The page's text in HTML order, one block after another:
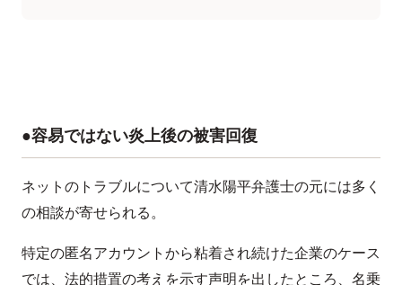
●容易ではない炎上後の被害回復
ネットのトラブルについて清水陽平弁護士の元には多く
の相談が寄せられる。
特定の匿名アカウントから粘着され続けた企業のケース
では、法的措置の考えを示す声明を出したところ、名乗